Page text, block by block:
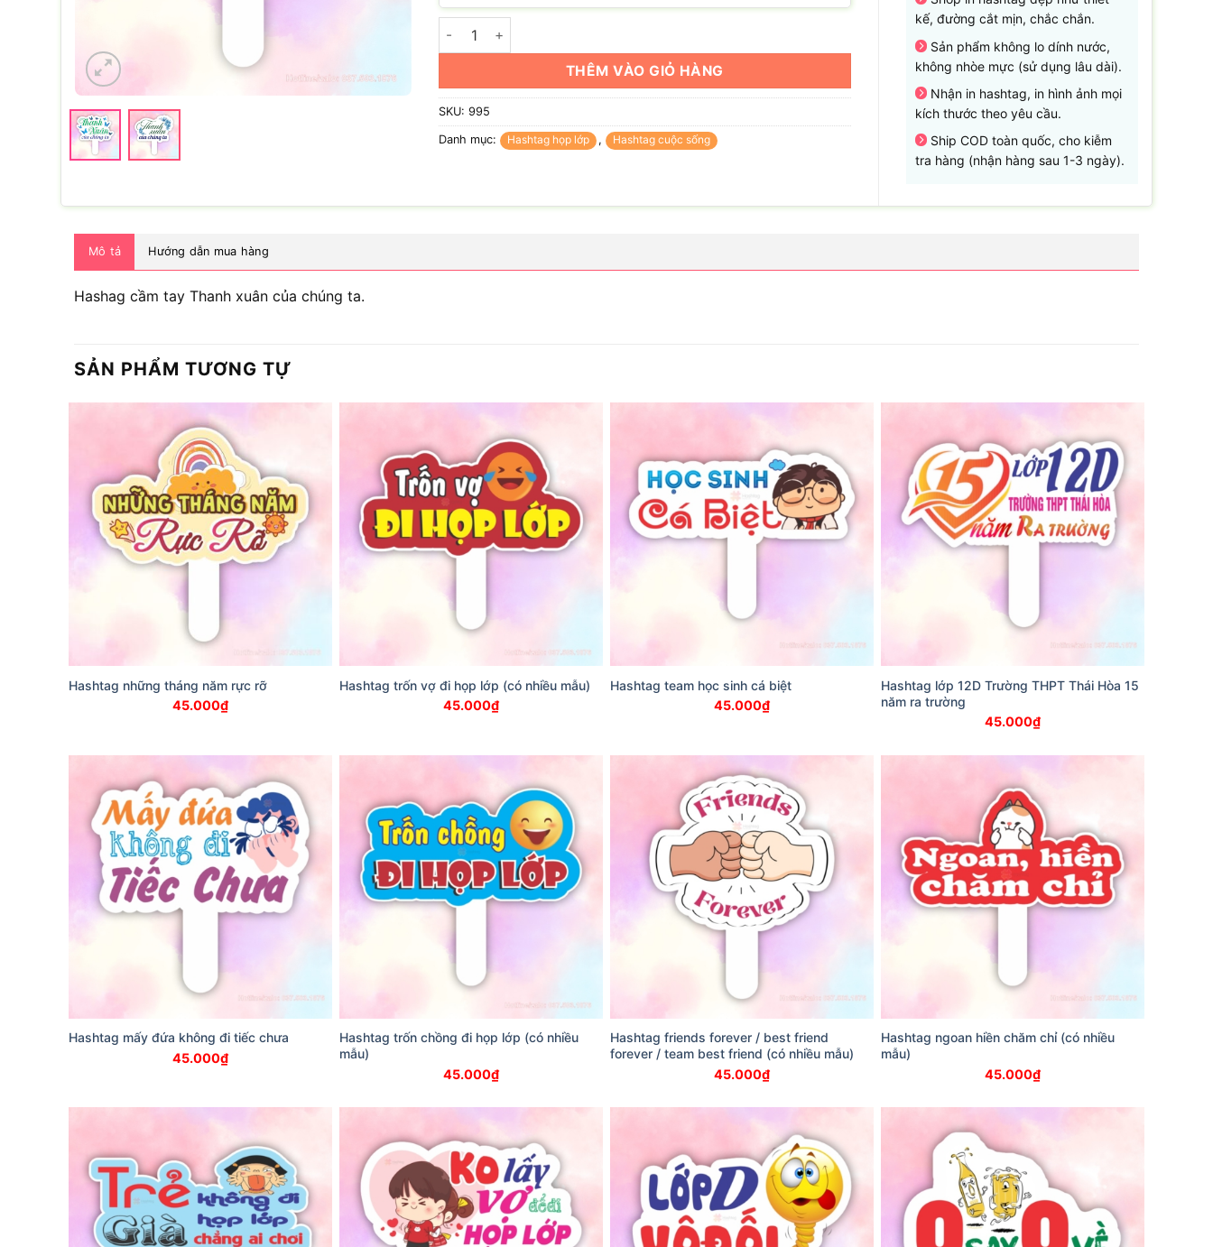
Hashag thanh xuân của chúng ta số lượng
THÊM VÀO GIỎ HÀNG
SKU: 995
Danh mục: Hashtag họp lớp , Hashtag cuộc sống
kế, đường cắt mịn, chắc chắn.
Sản phẩm không lo dính nước,
không nhòe mực (sử dụng lâu dài).
Nhận in hashtag, in hình ảnh mọi
kích thước theo yêu cầu.
Ship COD toàn quốc, cho kiễm
tra hàng (nhận hàng sau 1-3 ngày).
Mô tả Hướng dẫn mua hàng
Hashag cầm tay Thanh xuân của chúng ta.
SẢN PHẨM TƯƠNG TỰ
Hashtag những tháng năm rực rỡ
45.000₫
Hashtag trốn vợ đi họp lớp (có nhiều mẫu)
45.000₫
Hashtag team học sinh cá biệt
45.000₫
Hashtag lớp 12D Trường THPT Thái Hòa 15
năm ra trường
45.000₫
Hashtag mấy đứa không đi tiếc chưa
45.000₫
Hashtag trốn chồng đi họp lớp (có nhiều
mẫu)
45.000₫
Hashtag friends forever / best friend
forever / team best friend (có nhiều mẫu)
45.000₫
Hashtag ngoan hiền chăm chỉ (có nhiều
mẫu)
45.000₫